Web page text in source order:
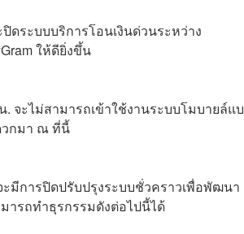
ดระบบบริการโอนเงินด่วนระหว่าง
ให้ดียิ่งขึ้น
. จะไม่สามารถเข้าใช้งานระบบโมบายล์แบ
วกมา ณ ที่นี้
ะมีการปิดปรับปรุงระบบชั่วคราวเพื่อพัฒนา
ารถทำธุรกรรมดังต่อไปนี้ได้